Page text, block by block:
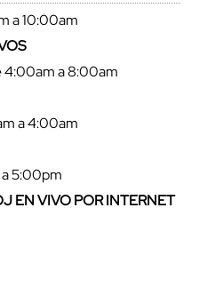
a 10:00am
4:00am a 8:00am
a 4:00am
5:00pm
EN VIVO POR INTERNET